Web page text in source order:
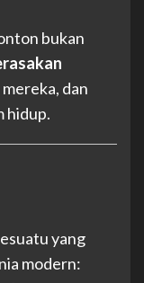
bukan
dan
hidup.
yang
modern: